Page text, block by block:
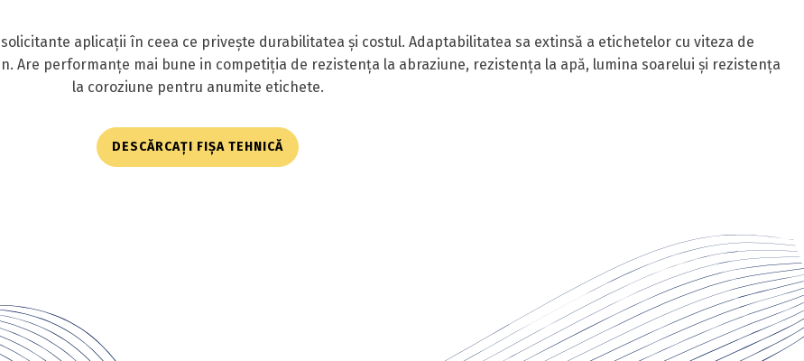
aplicații în ceea ce privește durabilitatea și costul. Adaptabilitatea sa extinsă a etichetelor cu viteza de
Are performanțe mai bune in competiția de rezistența la abraziune, rezistența la apă, lumina soarelui și rezistența
la coroziune pentru anumite etichete.
DESCĂRCAȚI FIȘA TEHNICĂ